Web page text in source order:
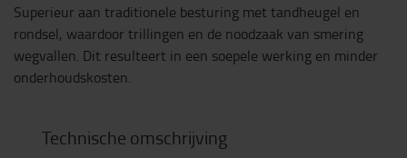
Superieur aan traditionele besturing met tandheugel en
rondsel, waardoor trillingen en de noodzaak van smering
wegvallen. Dit resulteert in een soepele werking en minder
onderhoudskosten.
Technische omschrijving